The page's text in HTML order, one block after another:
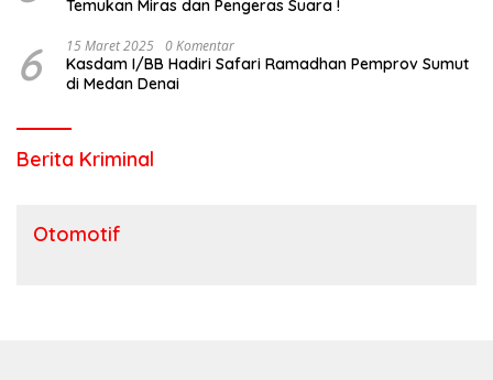
Temukan Miras dan Pengeras Suara !
6 15 Maret 2025 0 Komentar
Kasdam I/BB Hadiri Safari Ramadhan Pemprov Sumut
di Medan Denai
Berita Kriminal
Otomotif